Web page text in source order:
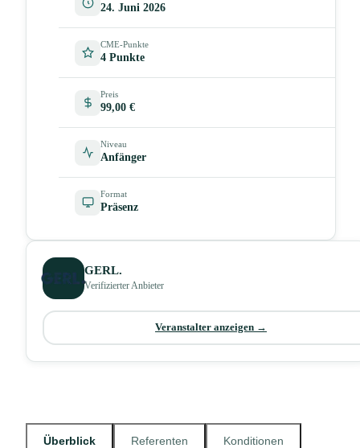
Überblick Referenten Konditionen
24. Juni 2026
CME-Punkte
4 Punkte
Preis
99,00 €
Niveau
Anfänger
Format
Präsenz
GERL.
Verifizierter Anbieter
Veranstalter anzeigen →